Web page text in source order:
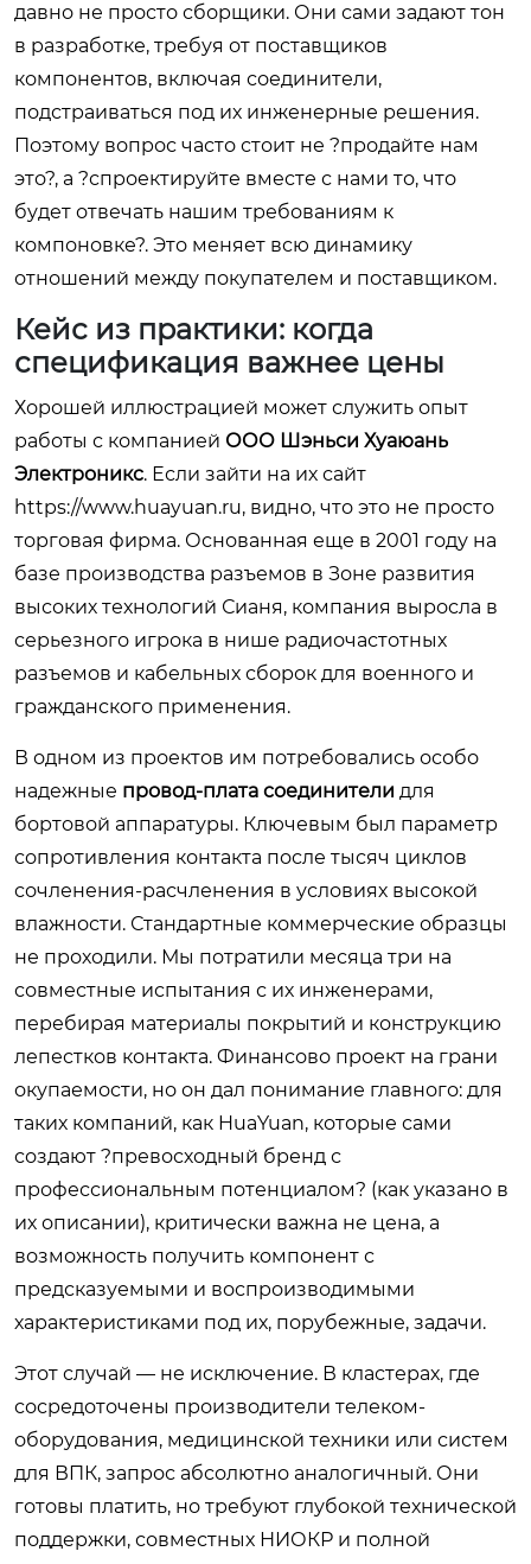
давно не просто сборщики. Они сами задают тон
в разработке, требуя от поставщиков
компонентов, включая соединители,
подстраиваться под их инженерные решения.
Поэтому вопрос часто стоит не ?продайте нам
это?, а ?спроектируйте вместе с нами то, что
будет отвечать нашим требованиям к
компоновке?. Это меняет всю динамику
отношений между покупателем и поставщиком.
Кейс из практики: когда
спецификация важнее цены
Хорошей иллюстрацией может служить опыт
работы с компанией ООО Шэньси Хуаюань
Электроникс. Если зайти на их сайт
https://www.huayuan.ru, видно, что это не просто
торговая фирма. Основанная еще в 2001 году на
базе производства разъемов в Зоне развития
высоких технологий Сианя, компания выросла в
серьезного игрока в нише радиочастотных
разъемов и кабельных сборок для военного и
гражданского применения.
В одном из проектов им потребовались особо
надежные провод-плата соединители для
бортовой аппаратуры. Ключевым был параметр
сопротивления контакта после тысяч циклов
сочленения-расчленения в условиях высокой
влажности. Стандартные коммерческие образцы
не проходили. Мы потратили месяца три на
совместные испытания с их инженерами,
перебирая материалы покрытий и конструкцию
лепестков контакта. Финансово проект на грани
окупаемости, но он дал понимание главного: для
таких компаний, как HuaYuan, которые сами
создают ?превосходный бренд с
профессиональным потенциалом? (как указано в
их описании), критически важна не цена, а
возможность получить компонент с
предсказуемыми и воспроизводимыми
характеристиками под их, порубежные, задачи.
Этот случай — не исключение. В кластерах, где
сосредоточены производители телеком-
оборудования, медицинской техники или систем
для ВПК, запрос абсолютно аналогичный. Они
готовы платить, но требуют глубокой технической
поддержки, совместных НИОКР и полной